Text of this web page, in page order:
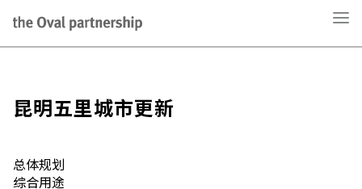
昆明五里城市更新
总体规划
综合用途